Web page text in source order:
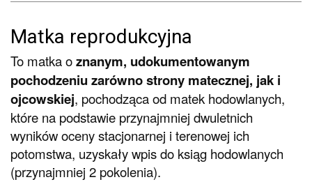
Matka reprodukcyjna
To matka oznanym, udokumentowanym
pochodzeniu zarówno strony matecznej, jak i
ojcowskiej, pochodząca od matek hodowlanych,
które na podstawie przynajmniej dwuletnich
wyników oceny stacjonarnej i terenowej ich
potomstwa, uzyskały wpis do ksiąg hodowlanych
(przynajmniej 2 pokolenia).